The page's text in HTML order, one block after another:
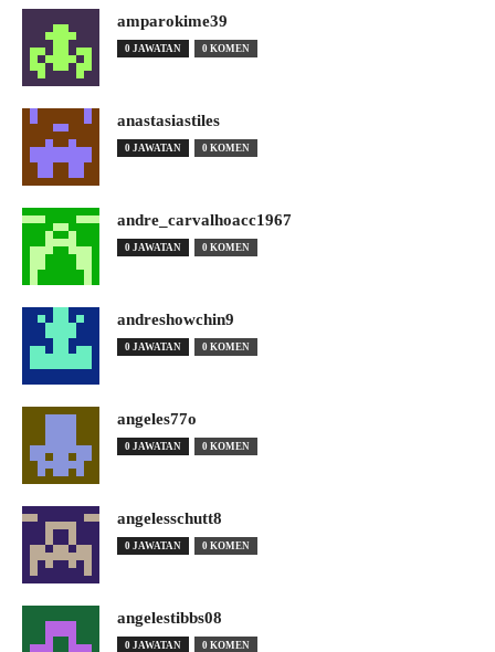
amparokime39
0 JAWATAN 0 KOMEN
anastasiastiles
0 JAWATAN 0 KOMEN
andre_carvalhoacc1967
0 JAWATAN 0 KOMEN
andreshowchin9
0 JAWATAN 0 KOMEN
angeles77o
0 JAWATAN 0 KOMEN
angelesschutt8
0 JAWATAN 0 KOMEN
angelestibbs08
0 JAWATAN 0 KOMEN